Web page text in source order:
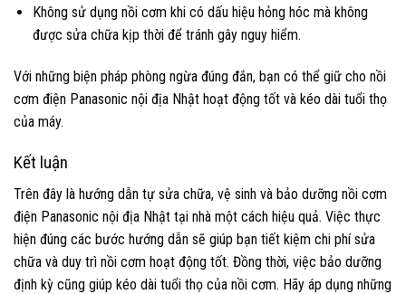
Không sử dụng nồi cơm khi có dấu hiệu hỏng hóc mà không
được sửa chữa kịp thời để tránh gây nguy hiểm.
Với những biện pháp phòng ngừa đúng đắn, bạn có thể giữ cho nồi
cơm điện Panasonic nội địa Nhật hoạt động tốt và kéo dài tuổi thọ
của máy.
Kết luận
Trên đây là hướng dẫn tự sửa chữa, vệ sinh và bảo dưỡng nồi cơm
điện Panasonic nội địa Nhật tại nhà một cách hiệu quả. Việc thực
hiện đúng các bước hướng dẫn sẽ giúp bạn tiết kiệm chi phí sửa
chữa và duy trì nồi cơm hoạt động tốt. Đồng thời, việc bảo dưỡng
định kỳ cũng giúp kéo dài tuổi thọ của nồi cơm. Hãy áp dụng những